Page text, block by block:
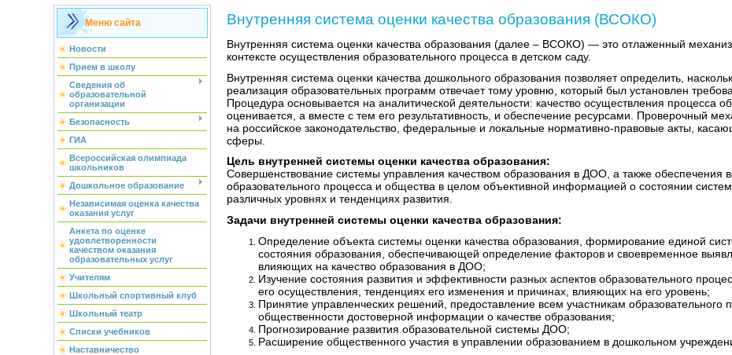
Меню сайта
Новости
Прием в школу
Сведения об
образовательной
организации
Безопасность
ГИА
Всероссийская олимпиада
школьников
Дошкольное образование
Независимая оценка качества
оказания услуг
Анкета по оценке
удовлетворенности
качеством оказания
образовательных услуг
Учителям
Школьный спортивный клуб
Школьный театр
Списки учебников
Наставничество
Внутренняя система оценки качества образования (ВСОКО)
Внутренняя система оценки качества образования (далее – ВСОКО) — это отлаженный
контексте осуществления образовательного процесса в детском саду.
Внутренняя система оценки качества дошкольного образования позволяет определить,
реализация образовательных программ отвечает тому уровню, который был установлен
Процедура основывается на аналитической деятельности: качество осуществления процесса
оценивается, а вместе с тем его результативность, и обеспечение ресурсами. Проверочный
на российское законодательство, федеральные и локальные нормативно-правовые акты,
сферы.
Цель внутренней системы оценки качества образования:
Совершенствование системы управления качеством образования в ДОО, а также обеспечения
образовательного процесса и общества в целом объективной информацией о состоянии
различных уровнях и тенденциях развития.
Задачи внутренней системы оценки качества образования:
Определение объекта системы оценки качества образования, формирование единой
состояния образования, обеспечивающей определение факторов и своевременное
влияющих на качество образования в ДОО;
Изучение состояния развития и эффективности разных аспектов образовательного
его осуществления, тенденциях его изменения и причинах, влияющих на его уровень;
Принятие управленческих решений, предоставление всем участникам образовательного
общественности достоверной информации о качестве образования;
Прогнозирование развития образовательной системы ДОО;
Расширение общественного участия в управлении образованием в дошкольном